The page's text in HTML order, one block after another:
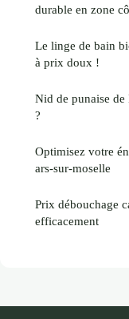
durable en zone
Le linge de bain
à prix doux !
Nid de punaise
?
Optimisez votre
ars-sur-moselle
Prix débouchage
efficacement